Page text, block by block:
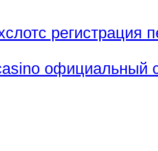
регистрация
официальный